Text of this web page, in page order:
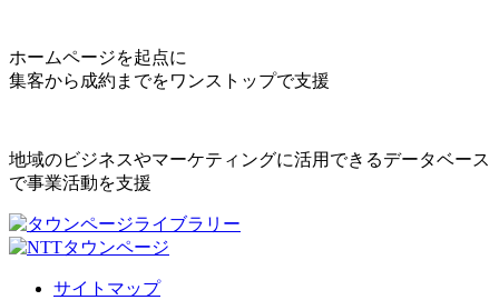
ホームページを起点に
集客から成約までをワンストップで支援
地域のビジネスやマーケティングに活用できるデータベース
で事業活動を支援
サイトマップ